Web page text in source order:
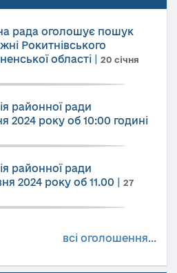
рада оголошує пошук
Рокитнівського
області
20 січня
районної ради
2024 року об 10:00 годині
районної ради
2024 року об 11.00
27
всі оголошення...